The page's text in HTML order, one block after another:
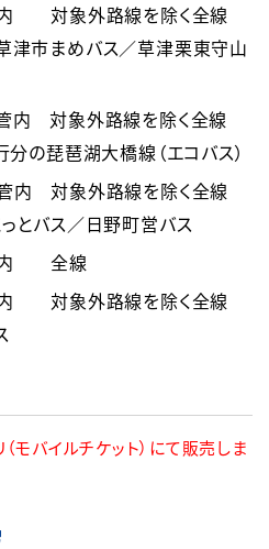
内 対象外路線を除く全線
津市まめバス／草津栗東守山
内 対象外路線を除く全線
分の琵琶湖⼤橋線（エコバス）
内 対象外路線を除く全線
っとバス／日野町営バス
内 全線
内 対象外路線を除く全線
モバイルチケット）にて販売しま